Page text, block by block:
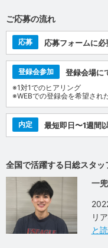
ご応募の流れ
応募 応募フォームに
登録会参加 登録会場に
※1対1でのヒアリング
※WEBでの登録会を希望され
内定 最短即日〜1週間
全国で活躍する日総スタッ
一
リ
と